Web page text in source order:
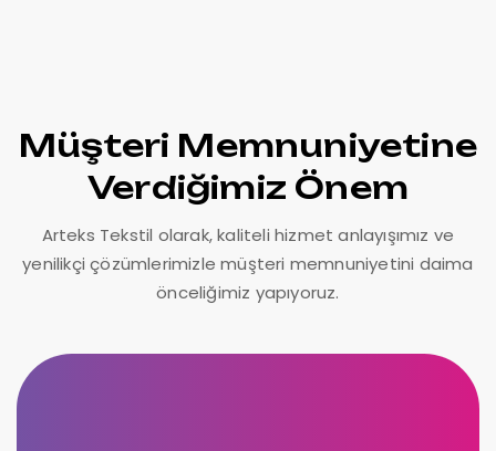
Müşteri Memnuniyetine
Verdiğimiz Önem
Arteks Tekstil olarak, kaliteli hizmet anlayışımız ve
yenilikçi çözümlerimizle müşteri memnuniyetini daima
önceliğimiz yapıyoruz.